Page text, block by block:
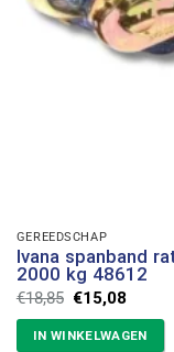
GEREEDSCHAP
Ivana spanband
2000 kg 48612
€18,85
prijs
was:
€18,85.
€15,08Huidige
is:
€15,08.
IN WINKELWAGEN